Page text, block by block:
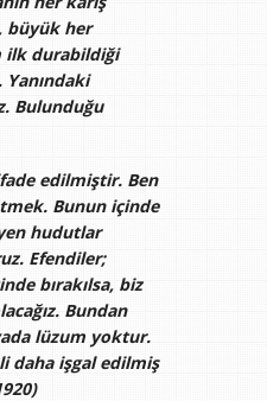
büyük her
ilk durabildiği
Bulunduğu
edilmiştir. Ben
Bunun içinde
hudutlar
Efendiler;
bırakılsa, biz
Bundan
lüzum yoktur.
daha işgal edilmiş